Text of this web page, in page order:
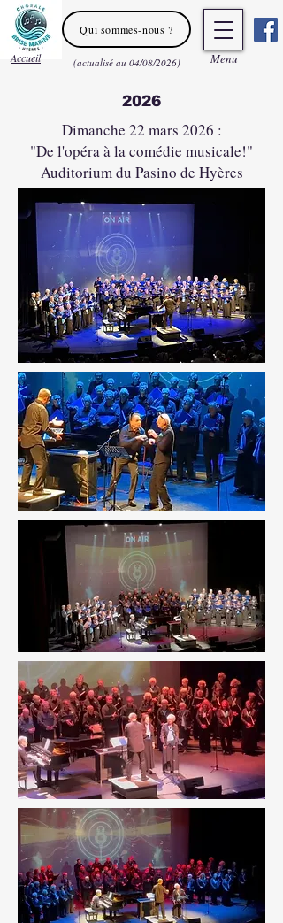
Qui sommes-nous ?
(actualisé au 04/08/2026)
Accueil Menu
2026
Dimanche 22 mars 2026 :
"De l'opéra à la comédie musicale!"
Auditorium du Pasino de Hyères